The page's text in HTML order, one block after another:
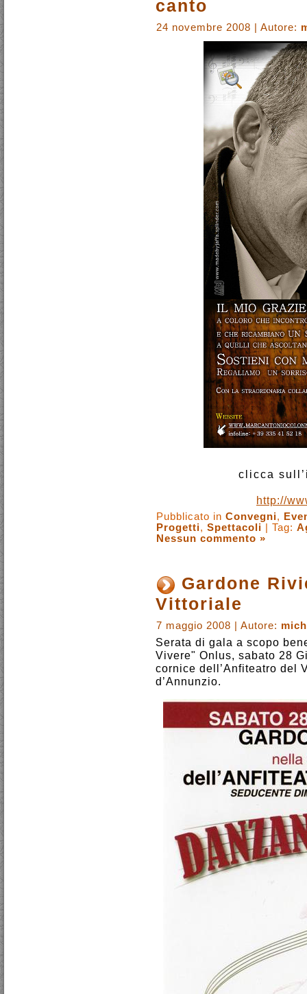
canto
24 novembre 2008 | Autore:
clicca
http://
Pubblicato in Convegni,
Progetti, Spettacoli | Tag:
Nessun commento »
Gardone
Vittoriale
7 maggio 2008 | Autore:
Serata di gala a scopo
Vivere" Onlus, sabato 28
cornice dell’Anfiteatro del
d’Annunzio.